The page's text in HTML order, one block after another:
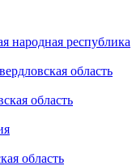
народная республика
область
область
область